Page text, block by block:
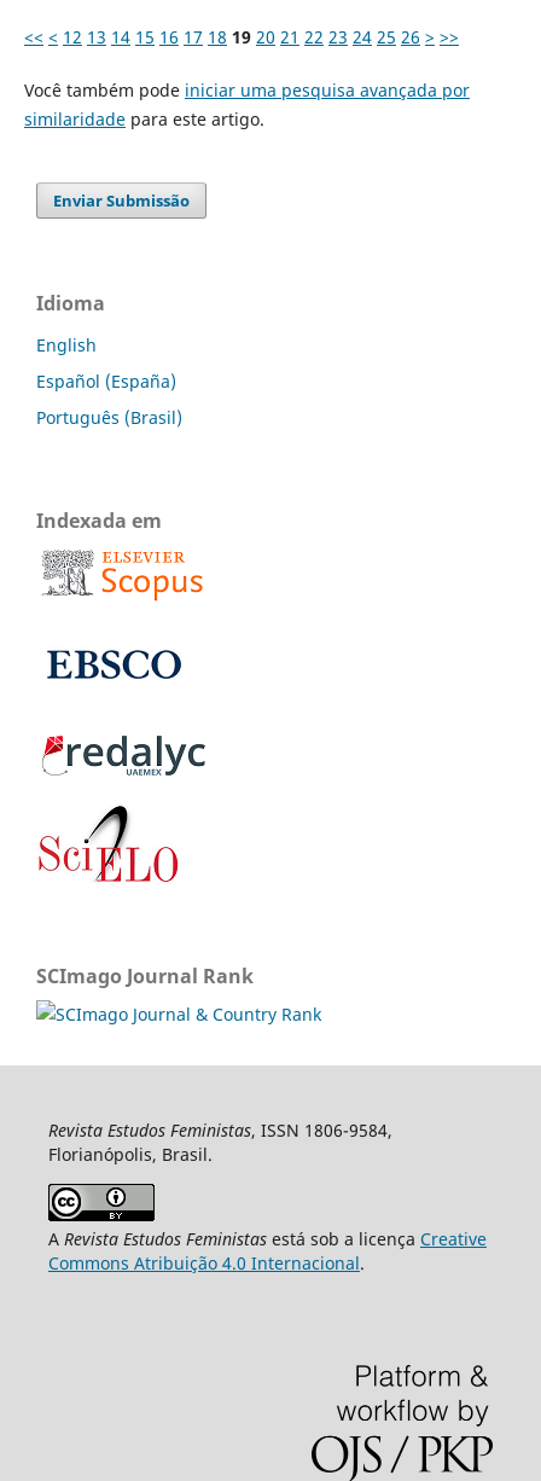
<< < 12 13 14 15 16 17 18 19 20 21 22 23 24 25 26 > >>
Você também pode iniciar uma pesquisa avançada por
similaridadepara este artigo.
Enviar Submissão
Idioma
English
Español (España)
Português (Brasil)
Indexada em
SCImago Journal Rank
Revista Estudos Feministas, ISSN 1806-9584,
Florianópolis, Brasil.
A Revista Estudos Feministasestá sob a licença Creative
Commons Atribuição 4.0 Internacional.